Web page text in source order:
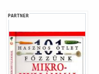
PARTNER